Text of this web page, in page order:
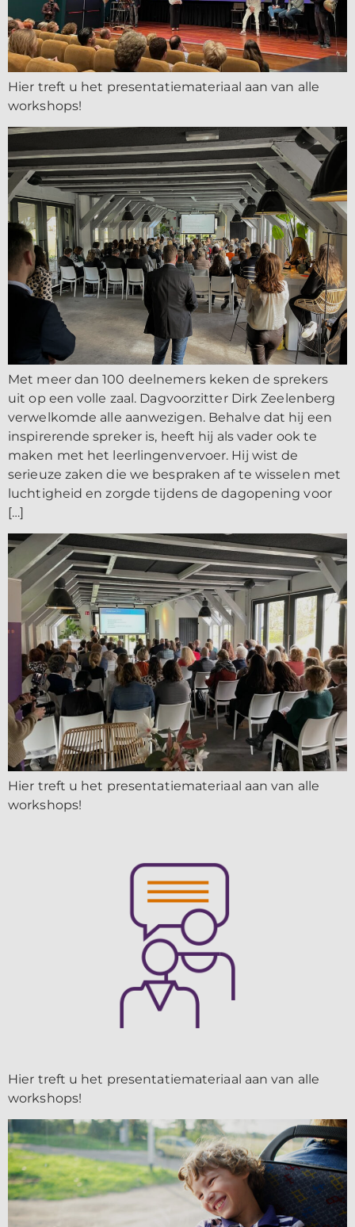
Hier treft u het presentatiemateriaal aan van alle
workshops!
Met meer dan 100 deelnemers keken de sprekers
uit op een volle zaal. Dagvoorzitter Dirk Zeelenberg
verwelkomde alle aanwezigen. Behalve dat hij een
inspirerende spreker is, heeft hij als vader ook te
maken met het leerlingenvervoer. Hij wist de
serieuze zaken die we bespraken af te wisselen met
luchtigheid en zorgde tijdens de dagopening voor
[…]
Hier treft u het presentatiemateriaal aan van alle
workshops!
Hier treft u het presentatiemateriaal aan van alle
workshops!